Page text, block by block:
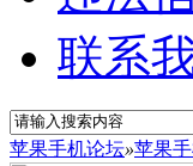
联系
苹果手机论坛»苹果